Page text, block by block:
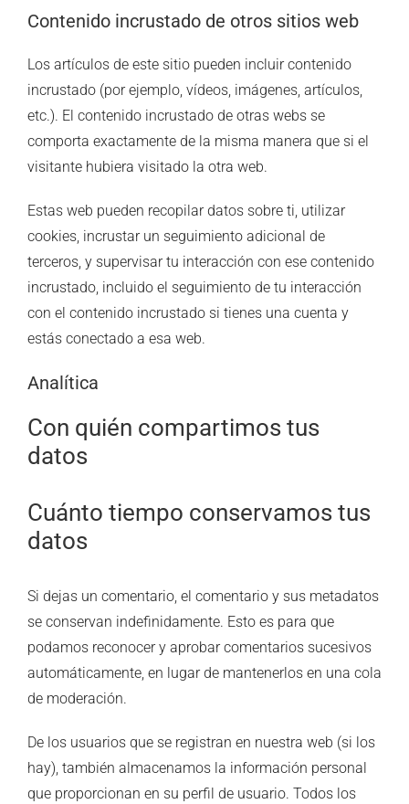
Contenido incrustado de otros sitios web
Los artículos de este sitio pueden incluir contenido
incrustado (por ejemplo, vídeos, imágenes, artículos,
etc.). El contenido incrustado de otras webs se
comporta exactamente de la misma manera que si el
visitante hubiera visitado la otra web.
Estas web pueden recopilar datos sobre ti, utilizar
cookies, incrustar un seguimiento adicional de
terceros, y supervisar tu interacción con ese contenido
incrustado, incluido el seguimiento de tu interacción
con el contenido incrustado si tienes una cuenta y
estás conectado a esa web.
Analítica
Con quién compartimos tus
datos
Cuánto tiempo conservamos tus
datos
Si dejas un comentario, el comentario y sus metadatos
se conservan indefinidamente. Esto es para que
podamos reconocer y aprobar comentarios sucesivos
automáticamente, en lugar de mantenerlos en una cola
de moderación.
De los usuarios que se registran en nuestra web (si los
hay), también almacenamos la información personal
que proporcionan en su perfil de usuario. Todos los